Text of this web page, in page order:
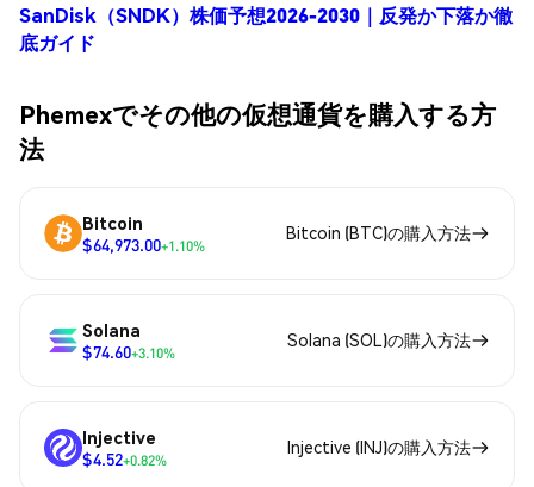
SanDisk（SNDK）株価予想2026-2030｜反発か下落か徹
底ガイド
Phemexでその他の仮想通貨を購入する方
法
Bitcoin
$64,973.00+1.10%
Bitcoin (BTC)の購入方法
Solana
$74.60+3.10%
Solana (SOL)の購入方法
Injective
$4.52+0.82%
Injective (INJ)の購入方法